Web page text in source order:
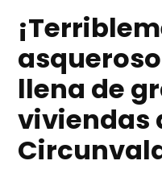
llena de
viviendas